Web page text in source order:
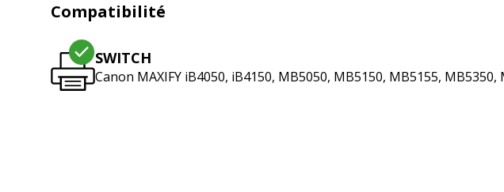
Compatibilité
SWITCH
Canon MAXIFY iB4050, iB4150, MB5050, MB5150, MB5155, MB5350,